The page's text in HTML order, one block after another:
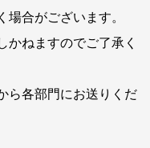
場合がございます。
ねますのでご了承く
ら各部門にお送りくだ